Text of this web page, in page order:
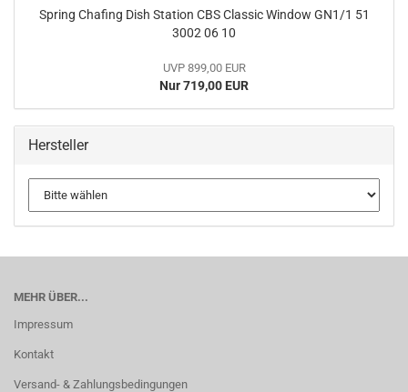
Spring Chafing Dish Station CBS Classic Window GN1/1 51
3002 06 10
UVP 899,00 EUR
Nur 719,00 EUR
Hersteller
MEHR ÜBER...
Impressum
Kontakt
Versand- & Zahlungsbedingungen